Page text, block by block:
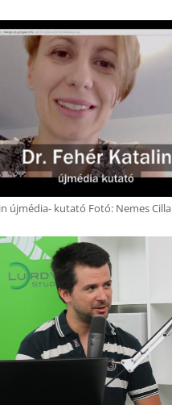
újmédia- kutató Fotó: Nemes Cilla